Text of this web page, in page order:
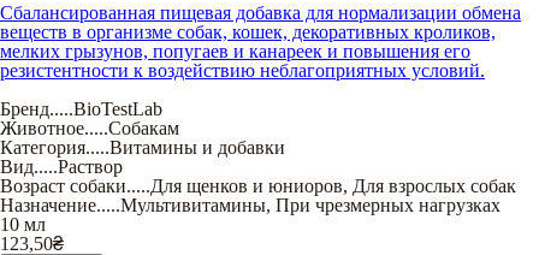
Сбалансированная пищевая добавка для нормализации обмена
веществ в организме собак, кошек, декоративных кроликов,
мелких грызунов, попугаев и канареек и повышения его
резистентности к воздействию неблагоприятных условий.
Бренд.....BioTestLab
Животное.....Собакам
Категория.....Витамины и добавки
Вид.....Раствор
Возраст собаки.....Для щенков и юниоров, Для взрослых собак
Назначение.....Мультивитамины, При чрезмерных нагрузках
10 мл
123,50₴